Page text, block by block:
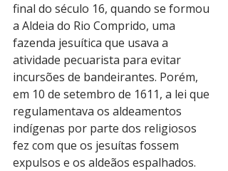
final do século 16, quando se formou
a Aldeia do Rio Comprido, uma
fazenda jesuítica que usava a
atividade pecuarista para evitar
incursões de bandeirantes. Porém,
em 10 de setembro de 1611, a lei que
regulamentava os aldeamentos
indígenas por parte dos religiosos
fez com que os jesuítas fossem
expulsos e os aldeãos espalhados.